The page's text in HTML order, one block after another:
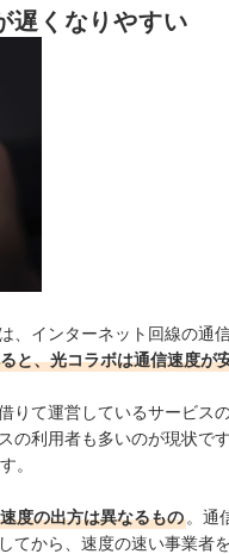
遅くなりやすい
、インターネット回線の通
と、光コラボは通信速度が
りて運営しているサービス
利用者も多いのが現状です
。
度の出方は異なるもの 。通
から、速度の速い事業者